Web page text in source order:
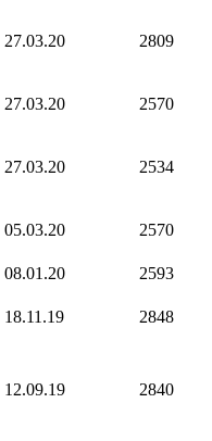
27.03.20 2809
27.03.20
2570
27.03.20 2534
05.03.20
2570
08.01.20
2593
18.11.19
2848
12.09.19 2840